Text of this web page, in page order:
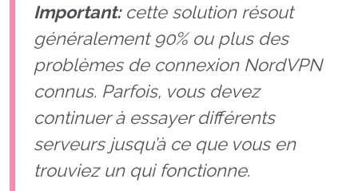
Important:cette solution résout
généralement 90% ou plus des
problèmes de connexion NordVPN
connus. Parfois, vous devez
continuer à essayer différents
serveurs jusqu’à ce que vous en
trouviez un qui fonctionne.